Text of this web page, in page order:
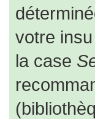
votre
la case